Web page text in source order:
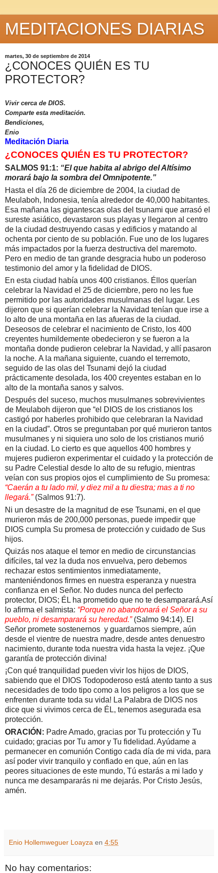
MEDITACIONES DIARIAS
martes, 30 de septiembre de 2014
¿CONOCES QUIÉN ES TU
PROTECTOR?
Vivir cerca de DIOS.
Comparte esta meditación.
Bendiciones,
Enio
Meditación Diaria
¿CONOCES QUIÉN ES TU PROTECTOR?
SALMOS 91:1: “El que habita al abrigo del Altísimo
morará bajo la sombra del Omnipotente.”
Hasta el día 26 de diciembre de 2004, la ciudad de
Meulaboh, Indonesia, tenía alrededor de 40,000 habitantes.
Esa mañana las gigantescas olas del tsunami que arrasó el
sureste asiático, devastaron sus playas y llegaron al centro
de la ciudad destruyendo casas y edificios y matando al
ochenta por ciento de su población. Fue uno de los lugares
más impactados por la fuerza destructiva del maremoto.
Pero en medio de tan grande desgracia hubo un poderoso
testimonio del amor y la fidelidad de DIOS.
En esta ciudad había unos 400 cristianos. Éllos querían
celebrar la Navidad el 25 de diciembre, pero no les fue
permitido por las autoridades musulmanas del lugar. Les
dijeron que si querían celebrar la Navidad tenían que irse a
lo alto de una montaña en las afueras de la ciudad.
Deseosos de celebrar el nacimiento de Cristo, los 400
creyentes humildemente obedecieron y se fueron a la
montaña donde pudieron celebrar la Navidad, y allí pasaron
la noche. A la mañana siguiente, cuando el terremoto,
seguido de las olas del Tsunami dejó la ciudad
prácticamente desolada, los 400 creyentes estaban en lo
alto de la montaña sanos y salvos.
Después del suceso, muchos musulmanes sobrevivientes
de Meulaboh dijeron que “el DIOS de los cristianos los
castigó por haberles prohibido que celebraran la Navidad
en la ciudad”. Otros se preguntaban por qué murieron tantos
musulmanes y ni siquiera uno solo de los cristianos murió
en la ciudad. Lo cierto es que aquellos 400 hombres y
mujeres pudieron experimentar el cuidado y la protección de
su Padre Celestial desde lo alto de su refugio, mientras
veían con sus propios ojos el cumplimiento de Su promesa:
“Caerán a tu lado mil, y diez mil a tu diestra; mas a ti no
llegará.”(Salmos 91:7).
Ni un desastre de la magnitud de ese Tsunami, en el que
murieron más de 200,000 personas, puede impedir que
DIOS cumpla Su promesa de protección y cuidado de Sus
hijos.
Quizás nos ataque el temor en medio de circunstancias
difíciles, tal vez la duda nos envuelva, pero debemos
rechazar estos sentimientos inmediatamente,
manteniéndonos firmes en nuestra esperanza y nuestra
confianza en el Señor. No dudes nunca del perfecto
protector, DIOS; ÉL ha prometido que no te desamparará.Así
lo afirma el salmista: “Porque no abandonará el Señor a su
pueblo, ni desamparará su heredad.” (Salmo 94:14). El
Señor promete sostenernos y guardarnos siempre, aún
desde el vientre de nuestra madre, desde antes denuestro
nacimiento, durante toda nuestra vida hasta la vejez. ¡Que
garantía de protección divina!
¡Con qué tranquilidad pueden vivir los hijos de DIOS,
sabiendo que el DIOS Todopoderoso está atento tanto a sus
necesidades de todo tipo como a los peligros a los que se
enfrenten durante toda su vida! La Palabra de DIOS nos
dice que si vivimos cerca de ÉL, tenemos asegurada esa
protección.
ORACIÓN: Padre Amado, gracias por Tu protección y Tu
cuidado; gracias por Tu amor y Tu fidelidad. Ayúdame a
permanecer en comunión Contigo cada día de mi vida, para
así poder vivir tranquilo y confiado en que, aún en las
peores situaciones de este mundo, Tú estarás a mi lado y
nunca me desampararás ni me dejarás. Por Cristo Jesús,
amén.
Enio Hollemweguer Loayza en 4:55
No hay comentarios: